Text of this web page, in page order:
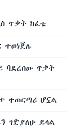
ጥቃት ከፈቱ
ተወነጀሉ
ባደረሰው ጥቃት
ተጠርጣሪ ሆኗል
ገድያለሁ ይላል